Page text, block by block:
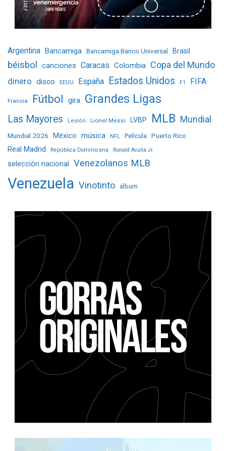
Argentina Bancamiga Bancamiga Banco Universal Brasil
béisbol canciones Caracas Colombia Copa del Mundo
dinero disco EEUU España Estados Unidos F1 FIFA
Francia Fútbol gira Grandes Ligas
Las Mayores Lesión Lionel Messi LVBP MLB Mundial
Mundial 2026 México música NFL Película Puerto Rico
Real Madrid República Dominicana Ronald Acuña Jr.
selección nacional Venezolanos MLB
Venezuela Vinotinto álbum